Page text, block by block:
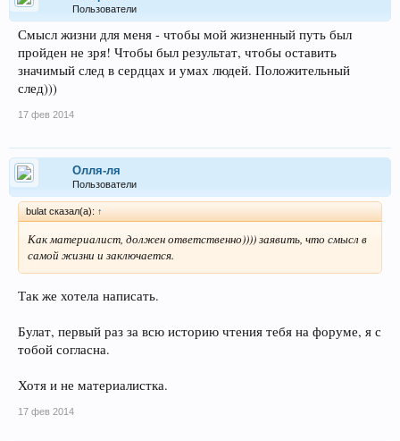
Пользователи
Смысл жизни для меня - чтобы мой жизненный путь был
пройден не зря! Чтобы был результат, чтобы оставить
значимый след в сердцах и умах людей. Положительный
след)))
17 фев 2014
Олля-ля
Пользователи
bulat сказал(а): ↑
Как материалист, должен ответственно)))) заявить, что смысл в
самой жизни и заключается.
Так же хотела написать.
Булат, первый раз за всю историю чтения тебя на форуме, я с
тобой согласна.
Хотя и не материалистка.
17 фев 2014